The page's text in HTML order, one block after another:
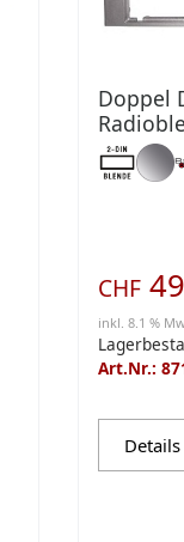
Doppel
Max, S
CHF
inkl. 8.1 %
Art.Nr.:
Details